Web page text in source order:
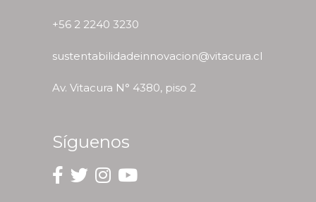
+56 2 2240 3230
sustentabilidadeinnovacion@vitacura.cl
Av. Vitacura N° 4380, piso 2
Síguenos